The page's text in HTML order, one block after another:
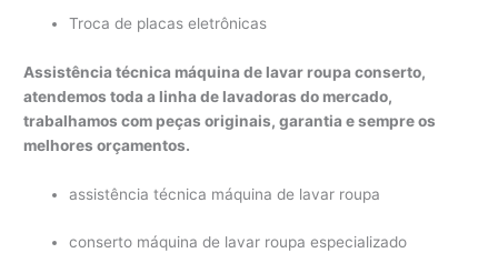
Troca de placas eletrônicas
Assistência técnica máquina de lavar roupa conserto,
atendemos toda a linha de lavadoras do mercado,
trabalhamos com peças originais, garantia e sempre os
melhores orçamentos.
assistência técnica máquina de lavar roupa
conserto máquina de lavar roupa especializado